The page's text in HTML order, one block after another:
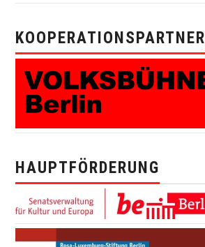
KOOPERATIONSPARTNER
HAUPTFÖRDERUNG